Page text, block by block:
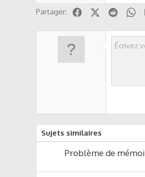
Partager: FacebookX (Twitter)
Reddit
Sujets similaires
Problème de